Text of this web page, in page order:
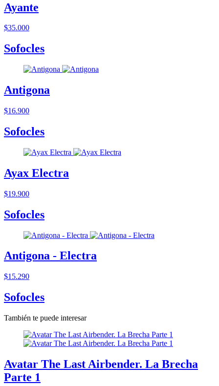
Ayante
$35.000
Sofocles
Antigona
$16.900
Sofocles
Ayax Electra
$19.900
Sofocles
Antigona - Electra
$15.290
Sofocles
También te puede interesar
Avatar The Last Airbender. La Brecha
Parte 1